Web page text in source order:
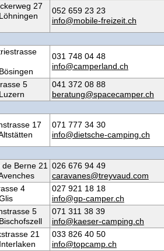
27
052 659 23 23
info@mobile-freizeit.ch
031 748 04 48
info@camperland.ch
5
041 372 08 88
beratung@spacecamper.ch
17
071 777 34 30
info@dietsche-camping.ch
de Berne 21
026 676 94 49
caravanes@treyvaud.com
4
027 921 18 18
info@gp-camper.ch
5
071 311 38 39
info@kaeser-camping.ch
21
033 826 40 50
info@topcamp.ch